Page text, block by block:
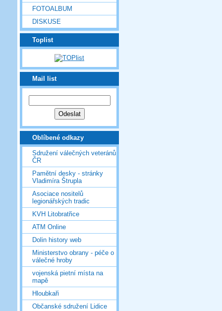
FOTOALBUM
DISKUSE
Toplist
Mail list
Oblíbené odkazy
Sdružení válečných veteránů
ČR
Pamětní desky - stránky
Vladimíra Štrupla
Asociace nositelů
legionářských tradic
KVH Litobratřice
ATM Online
Dolin history web
Ministerstvo obrany - péče o
válečné hroby
vojenská pietní místa na
mapě
Hloubkaři
Občanské sdružení Lidice